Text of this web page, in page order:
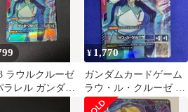
ラウルクルーゼ
ラレル ガンダム
¥ 1,770
ガンダムカードゲーム
ラウ・ル・クルーゼ R+
パラレル